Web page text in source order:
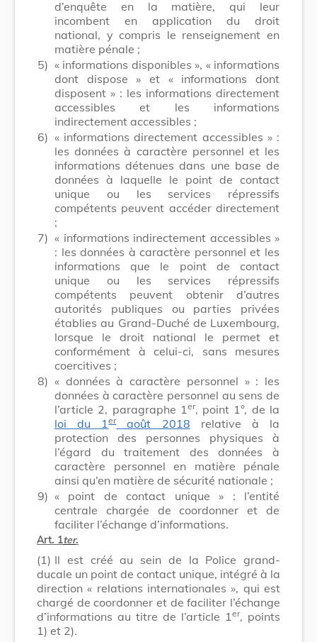
d’enquête en la matière, qui leur
incombent en application du droit
national, y compris le renseignement en
matière pénale ;
5) « informations disponibles », « informations
dont dispose » et « informations dont
disposent » : les informations directement
accessibles et les informations
indirectement accessibles ;
6) « informations directement accessibles » :
les données à caractère personnel et les
informations détenues dans une base de
données à laquelle le point de contact
unique ou les services répressifs
compétents peuvent accéder directement
;
7) « informations indirectement accessibles »
: les données à caractère personnel et les
informations que le point de contact
unique ou les services répressifs
compétents peuvent obtenir d’autres
autorités publiques ou parties privées
établies au Grand-Duché de Luxembourg,
lorsque le droit national le permet et
conformément à celui-ci, sans mesures
coercitives ;
8) « données à caractère personnel » : les
données à caractère personnel au sens de
l’article 2, paragraphe 1 er, point 1°, de la
loi du 1eraoût 2018 relative à la
protection des personnes physiques à
l’égard du traitement des données à
caractère personnel en matière pénale
ainsi qu’en matière de sécurité nationale ;
9) « point de contact unique » : l’entité
centrale chargée de coordonner et de
faciliter l’échange d’informations.
Art. 1ter.
(1) Il est créé au sein de la Police grand-
ducale un point de contact unique, intégré à la
direction « relations internationales », qui est
chargé de coordonner et de faciliter l’échange
d’informations au titre de l’article 1 er, points
1) et 2).